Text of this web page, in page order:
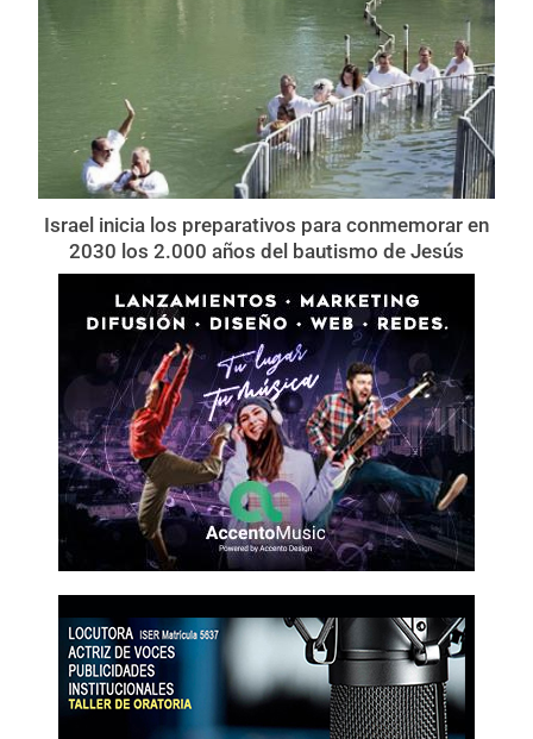
Israel inicia los preparativos para conmemorar en
2030 los 2.000 años del bautismo de Jesús